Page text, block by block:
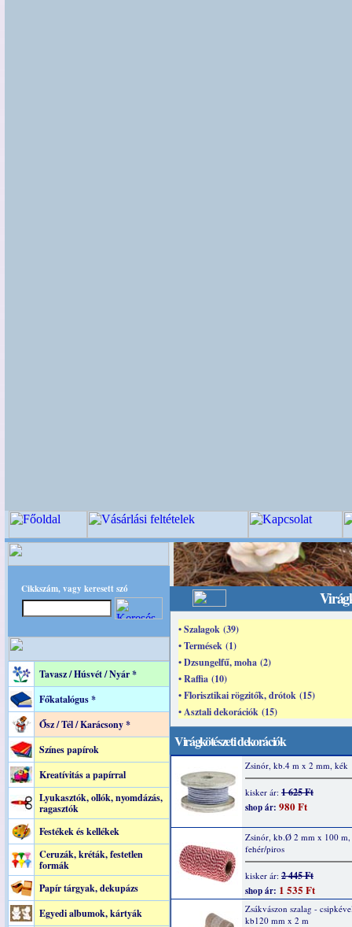
Cikkszám, vagy keresett szó
Tavasz / Húsvét / Nyár *
Főkatalógus *
Ősz / Tél / Karácsony *
Színes papírok
Kreatívitás a papírral
Lyukasztók, ollók, nyomdázás,
ragasztók
Festékek és kellékek
Ceruzák, kréták, festetlen
formák
Papír tárgyak, dekupázs
Egyedi albumok, kártyák
• Szalagok (39)
• Termések (1)
• Dzsungelfű, moha (2)
• Raffia (10)
• Florisztikai rögzitők, drótok (15)
• Asztali dekorációk (15)
Virágkötészeti dekorációk
Zsinór, kb.4 m x 2 mm, kék
kisker ár: 1 625 Ft
shop ár: 980 Ft
Zsinór, kb.Ø 2 mm x 100 m,
fehér/piros
kisker ár: 2 445 Ft
shop ár: 1 535 Ft
Zsákvászon szalag -
kb120 mm x 2 m